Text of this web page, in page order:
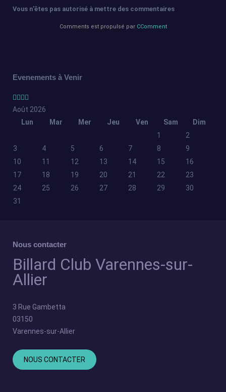
Vous n'êtes pas autorisé à mettre des commentaires
Comments est propulsé par CComment
Evenements à Venir
Août 2026
Lun
Mar Mer Jeu Ven Sam
Dim
1
2
3
4 5 6 7 8
9
10
11 12 13 14 15
16
17
18 19 20 21 22
23
24
25 26 27 28 29
30
31
Nous contacter
Billard Club Varennes-sur-
Allier
3 Rue Gambetta
03150
Varennes-sur-Allier
NOUS CONTACTER